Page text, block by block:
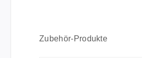
Produktgalerie überspringen
Zubehör-Produkte